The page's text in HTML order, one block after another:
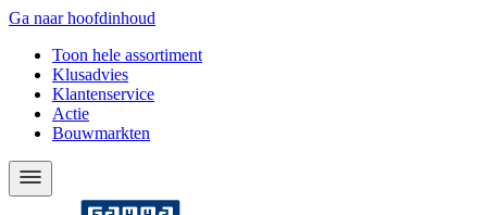
Ga naar hoofdinhoud
Toon hele assortiment
Klusadvies
Klantenservice
Actie
Bouwmarkten